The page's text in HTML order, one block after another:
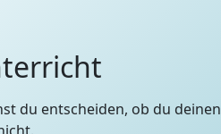
du entscheiden, ob du deinen